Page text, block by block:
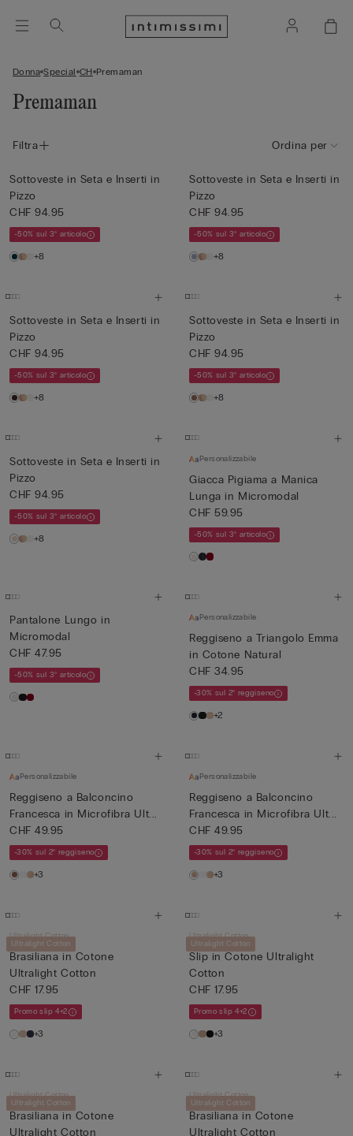
Donna Special CH Premaman
Premaman
Filtra Ordina per
Sottoveste in Seta e Inserti in
Pizzo
CHF 94.95
-50% sul 3° articolo
+8
Sottoveste in Seta e Inserti in
Pizzo
CHF 94.95
-50% sul 3° articolo
+8
Sottoveste in Seta e Inserti in
Pizzo
CHF 94.95
-50% sul 3° articolo
+8
Sottoveste in Seta e Inserti in
Pizzo
CHF 94.95
-50% sul 3° articolo
+8
Sottoveste in Seta e Inserti in
Pizzo
CHF 94.95
-50% sul 3° articolo
+8
Personalizzabile
Giacca Pigiama a Manica
Lunga in Micromodal
CHF 59.95
-50% sul 3° articolo
Pantalone Lungo in
Micromodal
CHF 47.95
-50% sul 3° articolo
Personalizzabile
Reggiseno a Triangolo Emma
in Cotone Natural
CHF 34.95
-30% sul 2° reggiseno
+2
Personalizzabile
Reggiseno a Balconcino
Francesca in Microfibra Ult...
CHF 49.95
-30% sul 2° reggiseno
+3
Personalizzabile
Reggiseno a Balconcino
Francesca in Microfibra Ult...
CHF 49.95
-30% sul 2° reggiseno
+3
Ultralight Cotton
Ultralight Cotton
Brasiliana in Cotone
Ultralight Cotton
CHF 17.95
Promo slip 4+2
+3
Ultralight Cotton
Ultralight Cotton
Slip in Cotone Ultralight
Cotton
CHF 17.95
Promo slip 4+2
+3
Ultralight Cotton
Ultralight Cotton
Brasiliana in Cotone
Ultralight Cotton
Ultralight Cotton
Ultralight Cotton
Brasiliana in Cotone
Ultralight Cotton